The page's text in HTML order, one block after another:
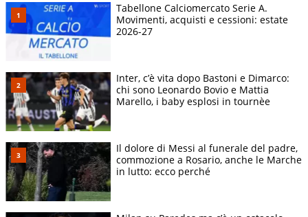
Tabellone Calciomercato Serie A.
Movimenti, acquisti e cessioni: estate
2026-27
Inter, c’è vita dopo Bastoni e Dimarco:
chi sono Leonardo Bovio e Mattia
Marello, i baby esplosi in tournèe
Il dolore di Messi al funerale del padre,
commozione a Rosario, anche le Marche
in lutto: ecco perché